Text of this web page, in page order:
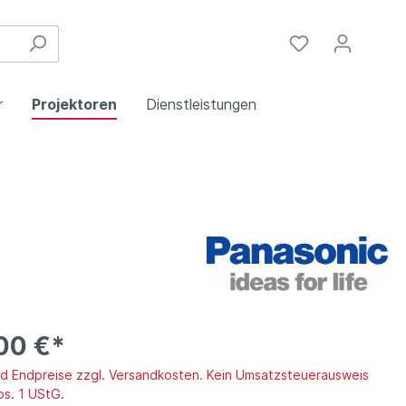
Projektoren Dienstleistungen
Handy & DSL
€*
Endpreise zzgl. Versandkosten. Kein Umsatzsteuerausweis
1 UStG.